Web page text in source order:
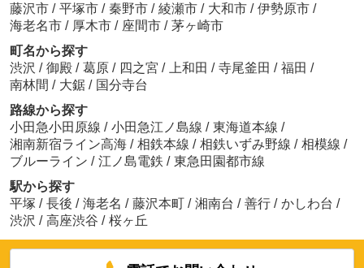
藤沢市 / 平塚市 / 秦野市 / 綾瀬市 / 大和市 / 伊勢原市 /
海老名市 / 厚木市 / 座間市 / 茅ヶ崎市
町名から探す
渋沢 / 御殿 / 葛原 / 四之宮 / 上和田 / 寺尾釜田 / 福田 /
南林間 / 大鋸 / 国分寺台
路線から探す
小田急小田原線 / 小田急江ノ島線 / 東海道本線 /
湘南新宿ライン高海 / 相鉄本線 / 相鉄いずみ野線 / 相模線 /
ブルーライン / 江ノ島電鉄 / 東急田園都市線
駅から探す
平塚 / 長後 / 海老名 / 藤沢本町 / 湘南台 / 善行 / かしわ台 /
渋沢 / 高座渋谷 / 桜ヶ丘